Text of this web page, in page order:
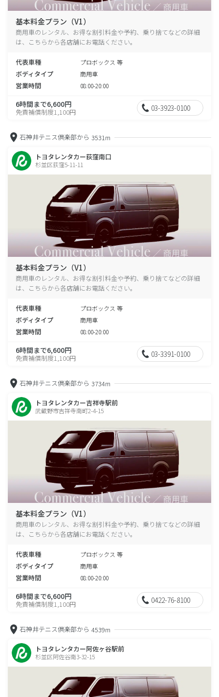
基本料金プラン（V1）
商用車のレンタル、お得な割引料金や予約、乗り捨てなどの詳細
は、こちらから各店舗にお電話ください。
代表車種 プロボックス 等
ボディタイプ 商用車
営業時間 08:00-20:00
6時間まで6,600円
免責補償制度1,100円 03-3923-0100
石神井テニス倶楽部から 3531m
トヨタレンタカー荻窪南口
杉並区荻窪5-11-11
基本料金プラン（V1）
商用車のレンタル、お得な割引料金や予約、乗り捨てなどの詳細
は、こちらから各店舗にお電話ください。
代表車種 プロボックス 等
ボディタイプ 商用車
営業時間 08:00-20:00
6時間まで6,600円
免責補償制度1,100円 03-3391-0100
石神井テニス倶楽部から 3734m
トヨタレンタカー吉祥寺駅前
武蔵野市吉祥寺南町2-4-15
基本料金プラン（V1）
商用車のレンタル、お得な割引料金や予約、乗り捨てなどの詳細
は、こちらから各店舗にお電話ください。
代表車種 プロボックス 等
ボディタイプ 商用車
営業時間 08:00-20:00
6時間まで6,600円
免責補償制度1,100円 0422-76-8100
石神井テニス倶楽部から 4539m
トヨタレンタカー阿佐ヶ谷駅前
杉並区阿佐谷南3-32-15